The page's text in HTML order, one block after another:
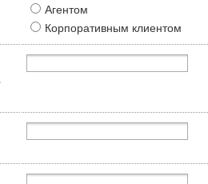
Агентом
Корпоративным клиентом